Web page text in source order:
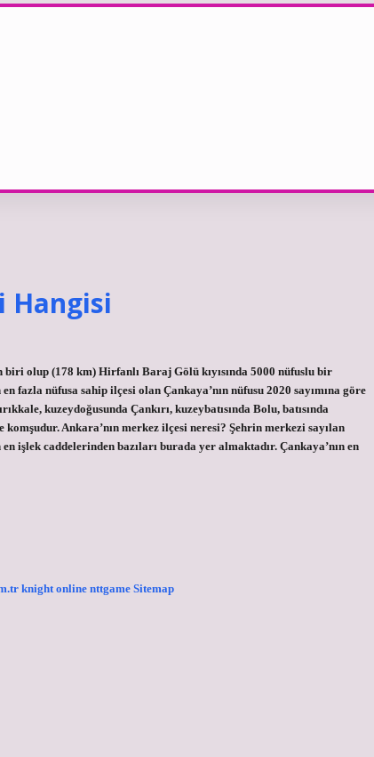
Hangisi
olup (178 km) Hirfanlı Baraj Gölü kıyısında 5000 nüfuslu bir
nüfusa sahip ilçesi olan Çankaya’nın nüfusu 2020 sayımına göre
kuzeydoğusunda Çankırı, kuzeybatısında Bolu, batısında
Ankara’nın merkez ilçesi neresi? Şehrin merkezi sayılan
işlek caddelerinden bazıları burada yer almaktadır. Çankaya’nın en
knight online nttgame Sitemap